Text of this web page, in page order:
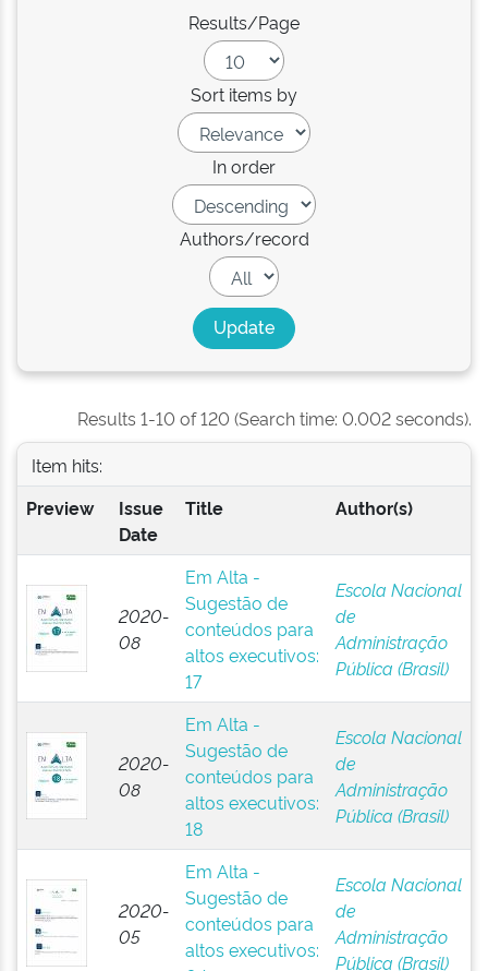
Results/Page
Sort items by
In order
Authors/record
Results 1-10 of 120 (Search time: 0.002 seconds).
Item hits:
Preview
Issue
Date
Title Author(s)
2020-
08
Em Alta -
Sugestão de
conteúdos para
altos executivos:
17
Escola Nacional
de
Administração
Pública (Brasil)
2020-
08
Em Alta -
Sugestão de
conteúdos para
altos executivos:
18
Escola Nacional
de
Administração
Pública (Brasil)
2020-
05
Em Alta -
Sugestão de
conteúdos para
altos executivos:
Escola Nacional
de
Administração
Pública (Brasil)